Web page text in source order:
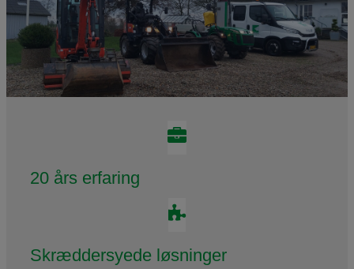
20 års erfaring
Skræddersyede løsninger